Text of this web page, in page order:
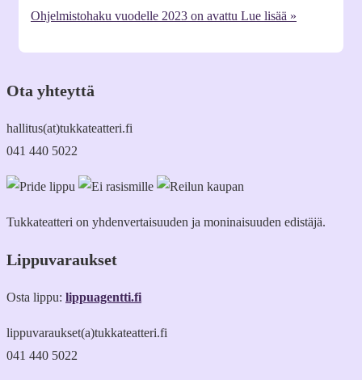
Ohjelmistohaku vuodelle 2023 on avattu Lue lisää »
Ota yhteyttä
hallitus(at)tukkateatteri.fi
041 440 5022
Tukkateatteri on yhdenvertaisuuden ja moninaisuuden edistäjä.
Lippuvaraukset
Osta lippu: lippuagentti.fi
lippuvaraukset(a)tukkateatteri.fi
041 440 5022